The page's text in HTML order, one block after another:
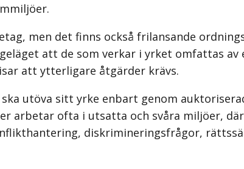
men det finns också frilansande
att de som verkar i yrket omfattas
att ytterligare åtgärder krävs.
utöva sitt yrke enbart genom
arbetar ofta i utsatta och svåra miljöer,
diskrimineringsfrågor,